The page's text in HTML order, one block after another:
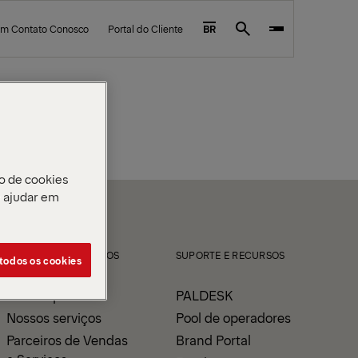
Contato Conosco Portal do Cliente BR Search
PRODUTOS E SERVIÇOS
Nossos produtos
Nossos serviços
Parceiros de Vendas
SUPORTE E RECURSOS
PALDESK
Pool de operadores
Brand Portal
de cookies
em
os cookies